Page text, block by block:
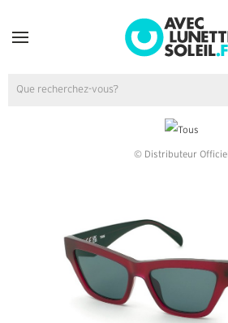
© Distributeur Officiel